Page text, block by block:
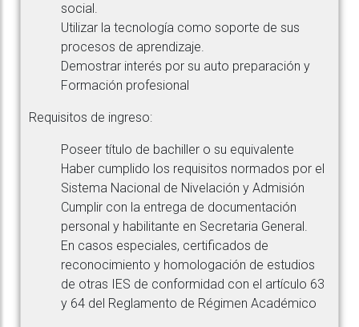
social.
Utilizar la tecnología como soporte de sus
procesos de aprendizaje.
Demostrar interés por su auto preparación y
Formación profesional
Requisitos de ingreso:
Poseer título de bachiller o su equivalente
Haber cumplido los requisitos normados por el
Sistema Nacional de Nivelación y Admisión
Cumplir con la entrega de documentación
personal y habilitante en Secretaria General.
En casos especiales, certificados de
reconocimiento y homologación de estudios
de otras IES de conformidad con el artículo 63
y 64 del Reglamento de Régimen Académico